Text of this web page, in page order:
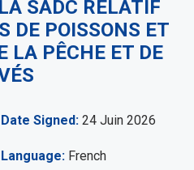
SADC RELATIF
DE POISSONS ET
LA PÊCHE ET DE
Date Signed 24 Juin 2026
Language French